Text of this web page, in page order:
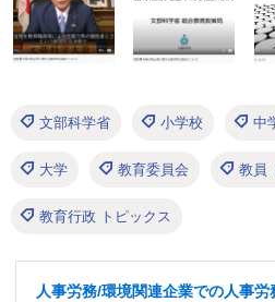
文部科学省 小学校 中
大学 教育委員会 教員
教育行政 トピックス
人事労務/環境関連企業での人事